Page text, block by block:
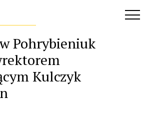
Pohrybieniuk
Kulczyk